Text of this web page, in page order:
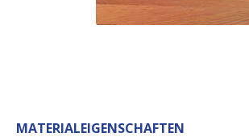
MATERIALEIGENSCHAFTEN